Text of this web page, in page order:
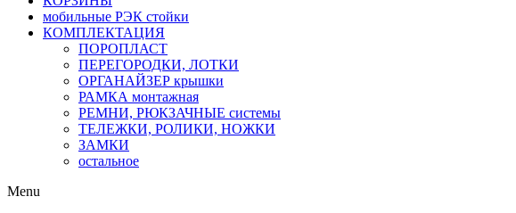
мобильные РЭК стойки
КОМПЛЕКТАЦИЯ
ПОРОПЛАСТ
ПЕРЕГОРОДКИ, ЛОТКИ
ОРГАНАЙЗЕР крышки
РАМКА монтажная
РЕМНИ, РЮКЗАЧНЫЕ системы
ТЕЛЕЖКИ, РОЛИКИ, НОЖКИ
ЗАМКИ
остальное
Menu